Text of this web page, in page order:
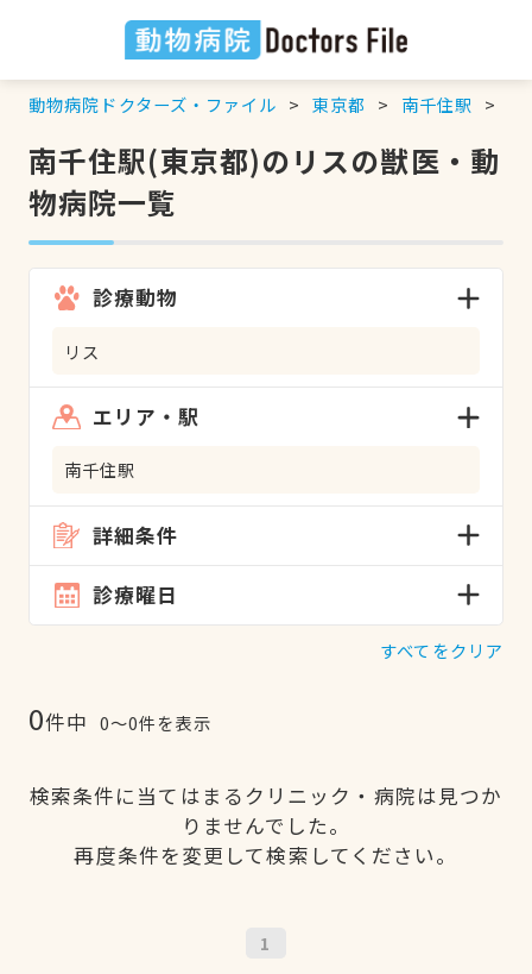
動物病院ドクターズ・ファイル 東京都 南千住駅
南千住駅(東京都)のリスの獣医・動
物病院一覧
診療動物
リス
エリア・駅
南千住駅
詳細条件
診療曜日
すべてをクリア
0件中 0〜0件を表示
検索条件に当てはまるクリニック・病院は見つか
りませんでした。
再度条件を変更して検索してください。
1